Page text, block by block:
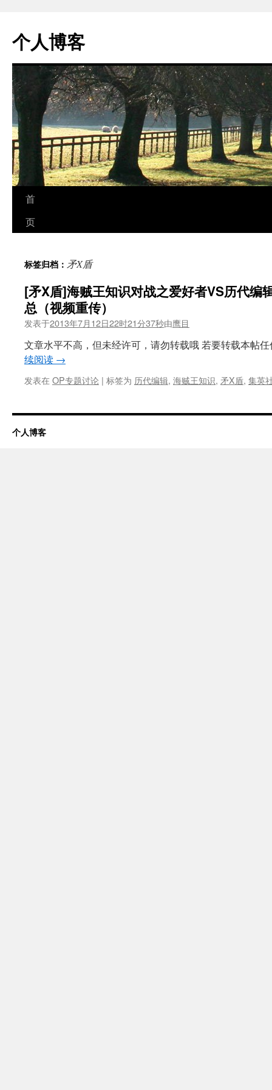
个人博客
跳
至
文
首
页
标签归档： 矛X盾
[矛X盾]海贼王知识对战之爱好者VS历代编
总（视频重传）
发表于2013年7月12日22时21分37秒由鹰目
文章水平不高，但未经许可，请勿转载哦 若要转载本帖
续阅读 →
发表在 OP专题讨论 | 标签为 历代编辑, 海贼王知识, 矛X盾, 集英
个人博客